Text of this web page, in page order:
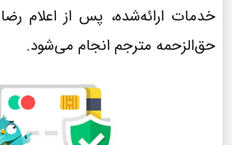
خدمات ارائه‌شده، پس از اعلام
حق‌الزحمه مترجم انجام می‌شود.